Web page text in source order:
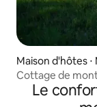
Maison d'hôtes ⋅
Cottage de
Le